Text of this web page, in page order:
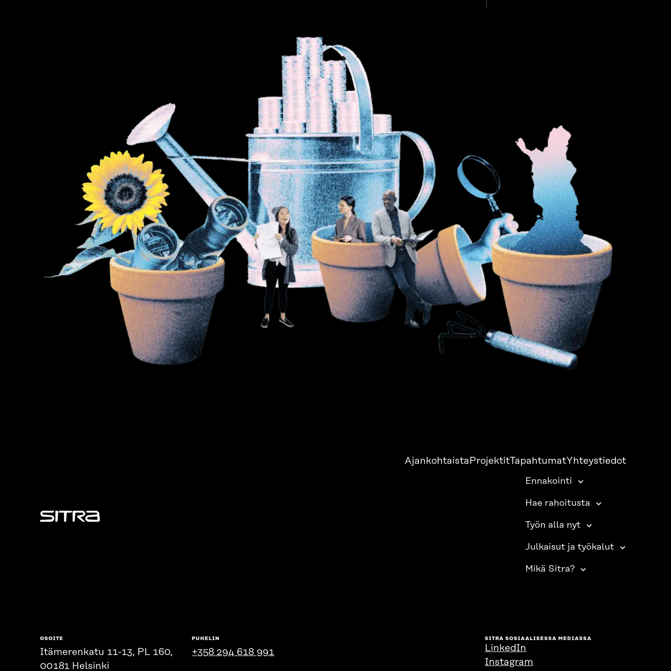
Sitra
Ajankohtaista ProjektitTapahtumatYhteystiedot
Ennakointi
Hae rahoitusta
Työn alla nyt
Julkaisut ja työkalut
Mikä Sitra?
OSOITE
Itämerenkatu 11-13, PL 160,
00181 Helsinki
PUHELIN
+358 294 618 991
SITRA SOSIAALISESSA MEDIASSA
LinkedIn
Instagram